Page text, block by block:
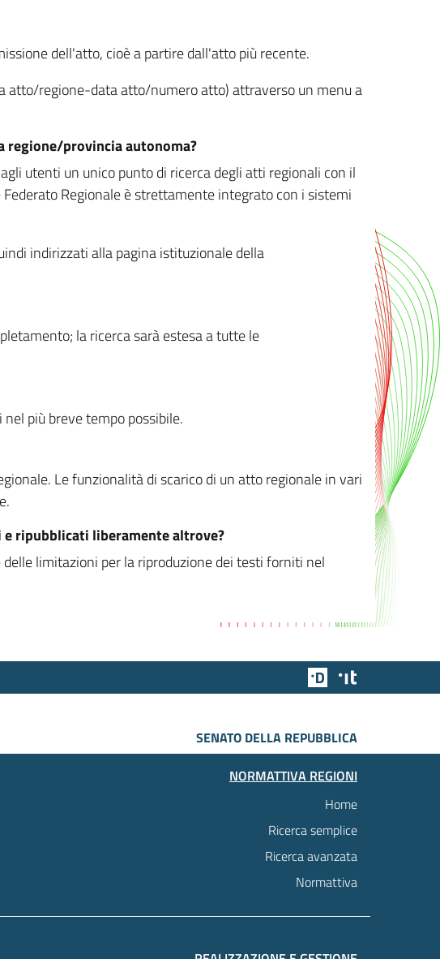
dell'atto, cioè a partire dall'atto più recente.
atto/regione-data atto/numero atto) attraverso un menu a
regione/provincia autonoma?
utenti un unico punto di ricerca degli atti regionali con il
Regionale è strettamente integrato con i sistemi
indirizzati alla pagina istituzionale della
la ricerca sarà estesa a tutte le
più breve tempo possibile.
Le funzionalità di scarico di un atto regionale in vari
ripubblicati liberamente altrove?
limitazioni per la riproduzione dei testi forniti nel
Team Digitale
SENATO DELLA REPUBBLICA
NORMATTIVA REGIONI
Home
Ricerca semplice
Ricerca avanzata
Normattiva